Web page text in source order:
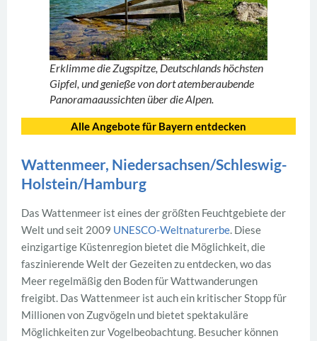
Erklimme die Zugspitze, Deutschlands höchsten
Gipfel, und genieße von dort atemberaubende
Panoramaaussichten über die Alpen.
Alle Angebote für Bayern entdecken
Wattenmeer, Niedersachsen/Schleswig-
Holstein/Hamburg
Das Wattenmeer ist eines der größten Feuchtgebiete der
Welt und seit 2009 UNESCO-Weltnaturerbe. Diese
einzigartige Küstenregion bietet die Möglichkeit, die
faszinierende Welt der Gezeiten zu entdecken, wo das
Meer regelmäßig den Boden für Wattwanderungen
freigibt. Das Wattenmeer ist auch ein kritischer Stopp für
Millionen von Zugvögeln und bietet spektakuläre
Möglichkeiten zur Vogelbeobachtung. Besucher können